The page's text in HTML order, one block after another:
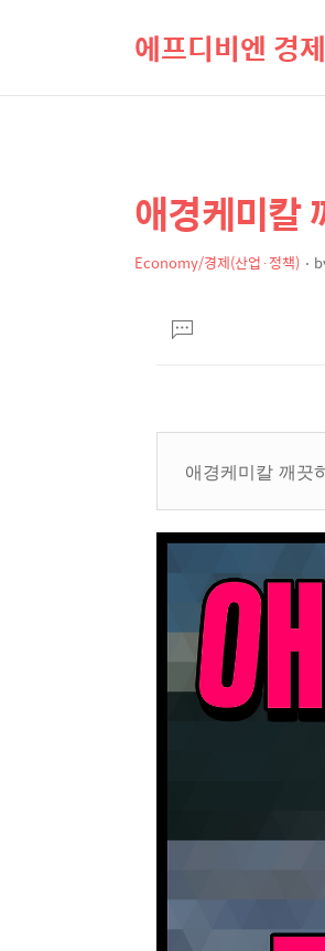
에프디비엔 경제
상
컨
본
문
제
애경케미칼
Economy/경제(산업·정책)
댓
글
애경케미칼 깨끗